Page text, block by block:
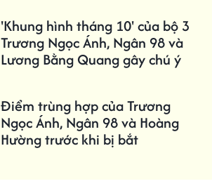
'Khung hình tháng 10' của bộ 3
Trương Ngọc Ánh, Ngân 98 và
Lương Bằng Quang gây chú ý
Điểm trùng hợp của Trương
Ngọc Ánh, Ngân 98 và Hoàng
Hường trước khi bị bắt